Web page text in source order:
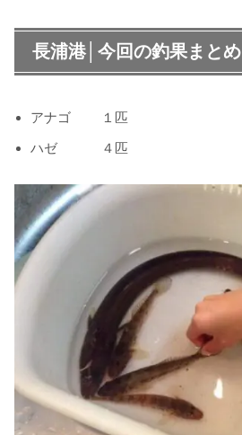
長浦港│今回の釣果まとめ
アナゴ １匹
ハゼ ４匹